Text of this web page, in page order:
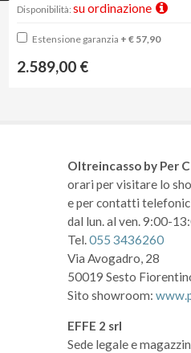
Disponibilità: su ordinazione
Estensione garanzia + € 57,90
2.589,00 €
Oltreincasso by Per
orari per visitare lo
e per contatti
dal lun. al ven. 9:00-
Tel.055 3436260
Via Avogadro, 28
50019 Sesto
Sito showroom:
EFFE 2 srl
Sede legale e